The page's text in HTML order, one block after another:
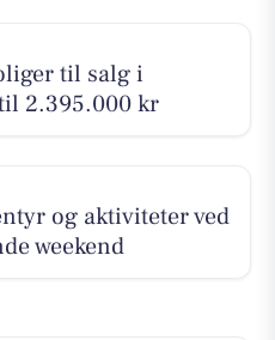
til salg i
2.395.000 kr
og aktiviteter ved
weekend